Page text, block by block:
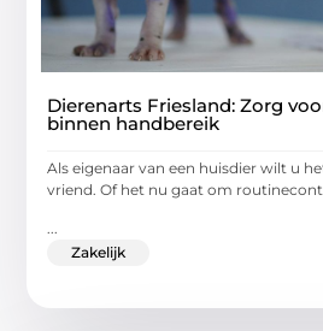
Dierenarts Friesland: Zorg
binnen handbereik
Als eigenaar van een huisdier wilt u
vriend. Of het nu gaat om
...
Zakelijk